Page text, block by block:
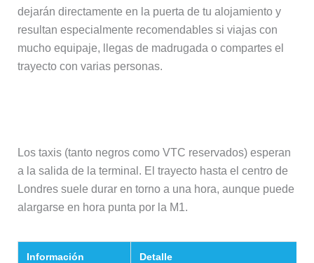
dejarán directamente en la puerta de tu alojamiento y
resultan especialmente recomendables si viajas con
mucho equipaje, llegas de madrugada o compartes el
trayecto con varias personas.
Los taxis (tanto negros como VTC reservados) esperan
a la salida de la terminal. El trayecto hasta el centro de
Londres suele durar en torno a una hora, aunque puede
alargarse en hora punta por la M1.
Información Detalle